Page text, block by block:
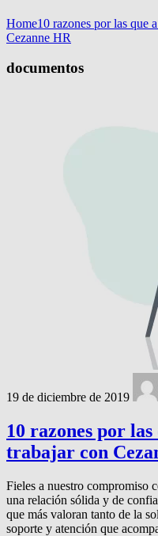
Home10 razones por las que
Cezanne HR
documentos
19 de diciembre de 2019
10 razones por
trabajar con
Fieles a nuestro compromiso
una relación sólida y de
que más valoran tanto de la
soporte y atención que